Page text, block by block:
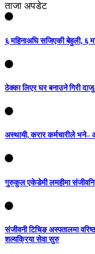
ताजा अपडेट
६ महिनाअघि सजिएकी बेहुली, ६
ठेक्का लिएर घर बनाउने गिरी
अस्थायी, करार कर्मचारीले भने–
गुरुकुल एकेडेमी लमहीमा संजीवनि
संजीवनी टिचिङ अस्पतालमा
शल्यक्रिया सेवा सुरु